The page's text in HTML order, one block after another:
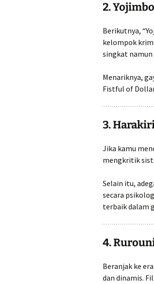
2.
Berikutnya,
kelompok
singkat
Menariknya,
Fistful of
3.
Jika kamu
mengkritik
Selain itu,
secara
terbaik dalam
4.
Beranjak ke
dan dinamis.